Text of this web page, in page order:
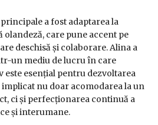
a fost adaptarea la
care pune accent pe
deschisă și colaborare. Alina a
un mediu de lucru în care
esențial pentru dezvoltarea
implicat nu doar acomodarea la un
ci și perfecționarea continuă a
și interumane.